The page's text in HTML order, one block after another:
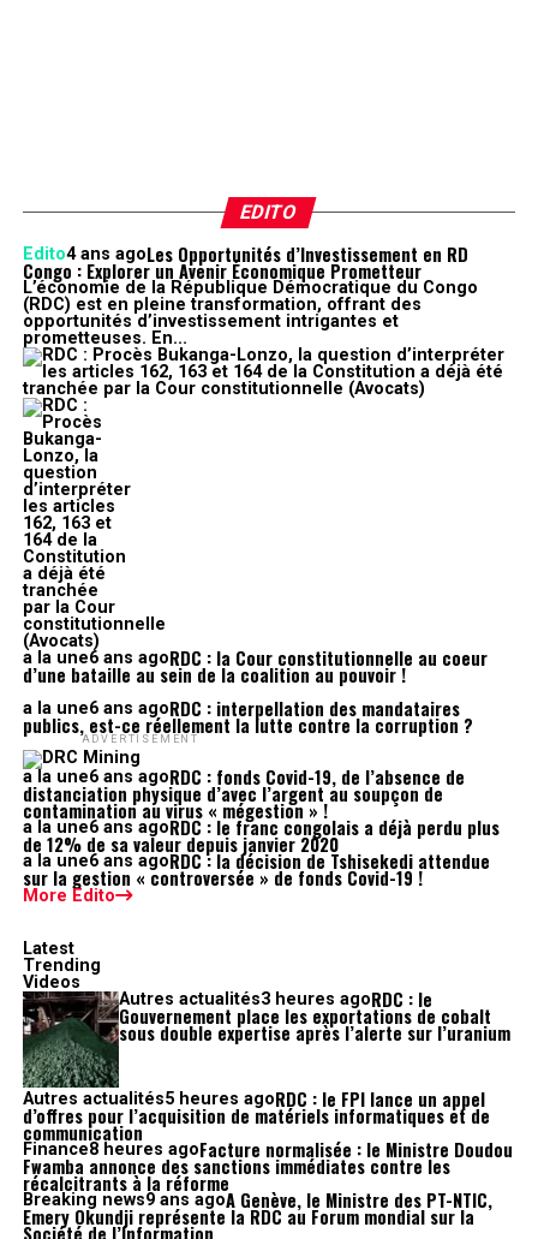
EDITO
Edito4 ans agoLes Opportunités d’Investissement en RD
Congo : Explorer un Avenir Économique Prometteur
L’économie de la République Démocratique du Congo
(RDC) est en pleine transformation, offrant des
opportunités d’investissement intrigantes et
prometteuses. En...
a la une6 ans agoRDC : la Cour constitutionnelle au coeur
d’une bataille au sein de la coalition au pouvoir !
a la une6 ans agoRDC : interpellation des mandataires
publics, est-ce réellement la lutte contre la corruption ?
ADVERTISEMENT
a la une6 ans agoRDC : fonds Covid-19, de l’absence de
distanciation physique d’avec l’argent au soupçon de
contamination au virus « mégestion » !
a la une6 ans agoRDC : le franc congolais a déjà perdu plus
de 12% de sa valeur depuis janvier 2020
a la une6 ans agoRDC : la décision de Tshisekedi attendue
sur la gestion « controversée » de fonds Covid-19 !
More Edito
Latest
Trending
Videos
Autres actualités3 heures agoRDC : le
Gouvernement place les exportations de cobalt
sous double expertise après l’alerte sur l’uranium
Autres actualités5 heures agoRDC : le FPI lance un appel
d’offres pour l’acquisition de matériels informatiques et de
communication
Finance8 heures agoFacture normalisée : le Ministre Doudou
Fwamba annonce des sanctions immédiates contre les
récalcitrants à la réforme
Breaking news9 ans agoA Genève, le Ministre des PT-NTIC,
Emery Okundji représente la RDC au Forum mondial sur la
Société de l’Information